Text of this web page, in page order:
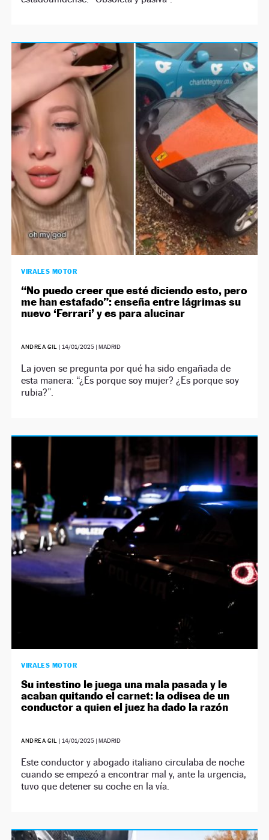
VIRALES MOTOR
“No puedo creer que esté diciendo esto, pero
me han estafado”: enseña entre lágrimas su
nuevo ‘Ferrari’ y es para alucinar
ANDREA GIL | 14/01/2025| MADRID
La joven se pregunta por qué ha sido engañada de
esta manera: “¿Es porque soy mujer? ¿Es porque soy
rubia?”.
VIRALES MOTOR
Su intestino le juega una mala pasada y le
acaban quitando el carnet: la odisea de un
conductor a quien el juez ha dado la razón
ANDREA GIL | 14/01/2025| MADRID
Este conductor y abogado italiano circulaba de noche
cuando se empezó a encontrar mal y, ante la urgencia,
tuvo que detener su coche en la vía.